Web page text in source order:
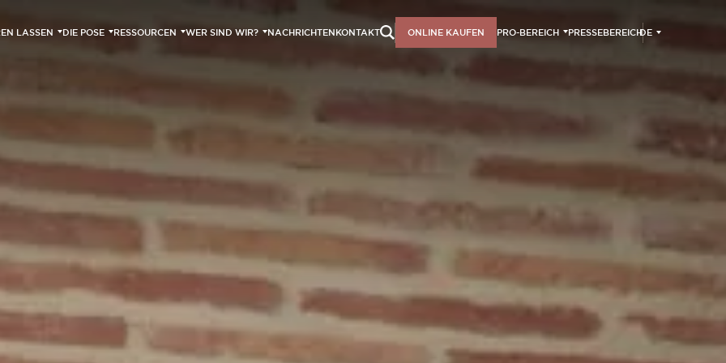
LASSEN DIE POSE RESSOURCEN WER SIND WIR? NACHRICHTENKONTAKT ONLINE KAUFEN PRO-BEREICH PRESSEBEREICHDE